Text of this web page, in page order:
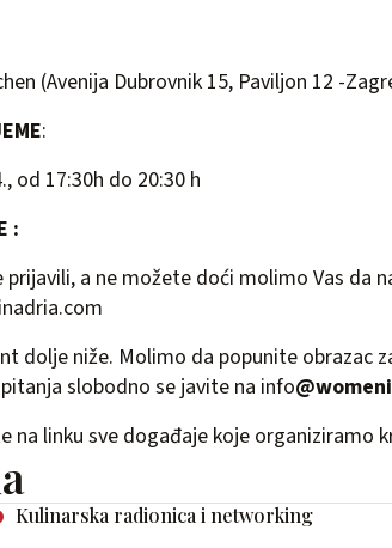
(Avenija Dubrovnik 15, Paviljon 12 -
:
od 17:30h do 20:30 h
:
prijavili, a ne možete doći molimo Vas da
dolje niže. Molimo da popunite obrazac
slobodno se javite na info
na linku sve događaje koje organiziramo
Kulinarska radionica i networking